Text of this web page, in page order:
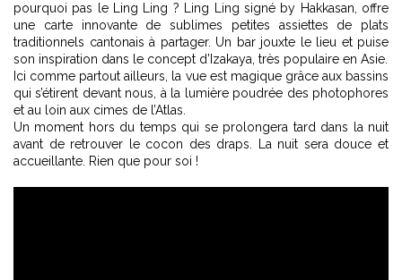
pourquoi pas le Ling Ling ? Ling Ling signé by Hakkasan, offre
une carte innovante de sublimes petites assiettes de plats
traditionnels cantonais à partager. Un bar jouxte le lieu et puise
son inspiration dans le concept d’Izakaya, très populaire en Asie.
Ici comme partout ailleurs, la vue est magique grâce aux bassins
qui s’étirent devant nous, à la lumière poudrée des photophores
et au loin aux cimes de l’Atlas.
Un moment hors du temps qui se prolongera tard dans la nuit
avant de retrouver le cocon des draps. La nuit sera douce et
accueillante. Rien que pour soi !